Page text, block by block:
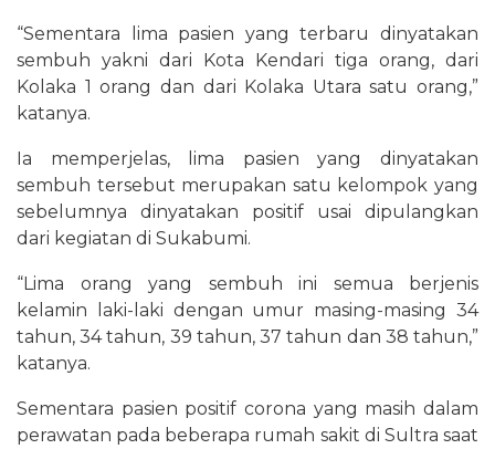
“Sementara lima pasien yang terbaru dinyatakan
sembuh yakni dari Kota Kendari tiga orang, dari
Kolaka 1 orang dan dari Kolaka Utara satu orang,”
katanya.
Ia memperjelas, lima pasien yang dinyatakan
sembuh tersebut merupakan satu kelompok yang
sebelumnya dinyatakan positif usai dipulangkan
dari kegiatan di Sukabumi.
“Lima orang yang sembuh ini semua berjenis
kelamin laki-laki dengan umur masing-masing 34
tahun, 34 tahun, 39 tahun, 37 tahun dan 38 tahun,”
katanya.
Sementara pasien positif corona yang masih dalam
perawatan pada beberapa rumah sakit di Sultra saat